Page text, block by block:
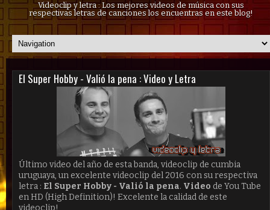
Videoclip y letra : Los mejores videos de música con sus
respectivas letras de canciones los encuentras en este blog!
El Super Hobby - Valió la pena : Video y Letra
Último video del año de esta banda, videoclip de cumbia
uruguaya, un excelente videoclip del 2016 con su respectiva
letra : El Super Hobby - Valió la pena. Video de You Tube
en HD (High Definition)! Excelente la calidad de este
videoclip!